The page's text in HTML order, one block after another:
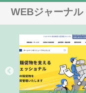
WEBジャーナル